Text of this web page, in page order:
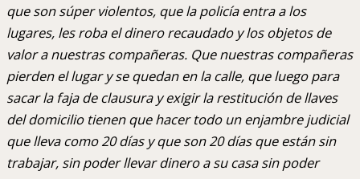
que son súper violentos, que la policía entra a los
lugares, les roba el dinero recaudado y los objetos de
valor a nuestras compañeras. Que nuestras compañeras
pierden el lugar y se quedan en la calle, que luego para
sacar la faja de clausura y exigir la restitución de llaves
del domicilio tienen que hacer todo un enjambre judicial
que lleva como 20 días y que son 20 días que están sin
trabajar, sin poder llevar dinero a su casa sin poder